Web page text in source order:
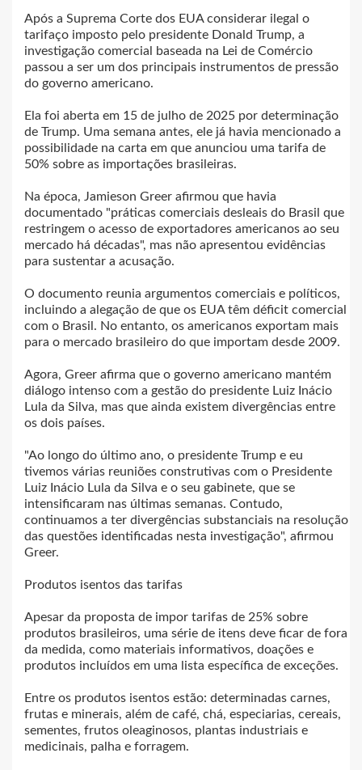
Após a Suprema Corte dos EUA considerar ilegal o
tarifaço imposto pelo presidente Donald Trump, a
investigação comercial baseada na Lei de Comércio
passou a ser um dos principais instrumentos de pressão
do governo americano.
Ela foi aberta em 15 de julho de 2025 por determinação
de Trump. Uma semana antes, ele já havia mencionado a
possibilidade na carta em que anunciou uma tarifa de
50% sobre as importações brasileiras.
Na época, Jamieson Greer afirmou que havia
documentado "práticas comerciais desleais do Brasil que
restringem o acesso de exportadores americanos ao seu
mercado há décadas", mas não apresentou evidências
para sustentar a acusação.
O documento reunia argumentos comerciais e políticos,
incluindo a alegação de que os EUA têm déficit comercial
com o Brasil. No entanto, os americanos exportam mais
para o mercado brasileiro do que importam desde 2009.
Agora, Greer afirma que o governo americano mantém
diálogo intenso com a gestão do presidente Luiz Inácio
Lula da Silva, mas que ainda existem divergências entre
os dois países.
"Ao longo do último ano, o presidente Trump e eu
tivemos várias reuniões construtivas com o Presidente
Luiz Inácio Lula da Silva e o seu gabinete, que se
intensificaram nas últimas semanas. Contudo,
continuamos a ter divergências substanciais na resolução
das questões identificadas nesta investigação", afirmou
Greer.
Produtos isentos das tarifas
Apesar da proposta de impor tarifas de 25% sobre
produtos brasileiros, uma série de itens deve ficar de fora
da medida, como materiais informativos, doações e
produtos incluídos em uma lista específica de exceções.
Entre os produtos isentos estão: determinadas carnes,
frutas e minerais, além de café, chá, especiarias, cereais,
sementes, frutos oleaginosos, plantas industriais e
medicinais, palha e forragem.